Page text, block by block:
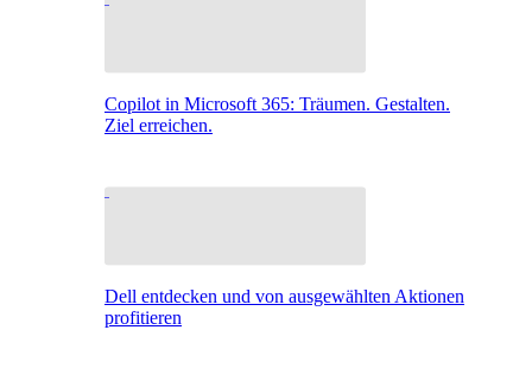
Copilot in Microsoft 365: Träumen. Gestalten.
Ziel erreichen.
Dell entdecken und von ausgewählten Aktionen
profitieren